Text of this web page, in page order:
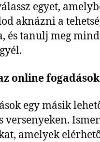
egyet,
aknázni a
és tanulj meg
online
egy másik
versenyeken.
amelyek